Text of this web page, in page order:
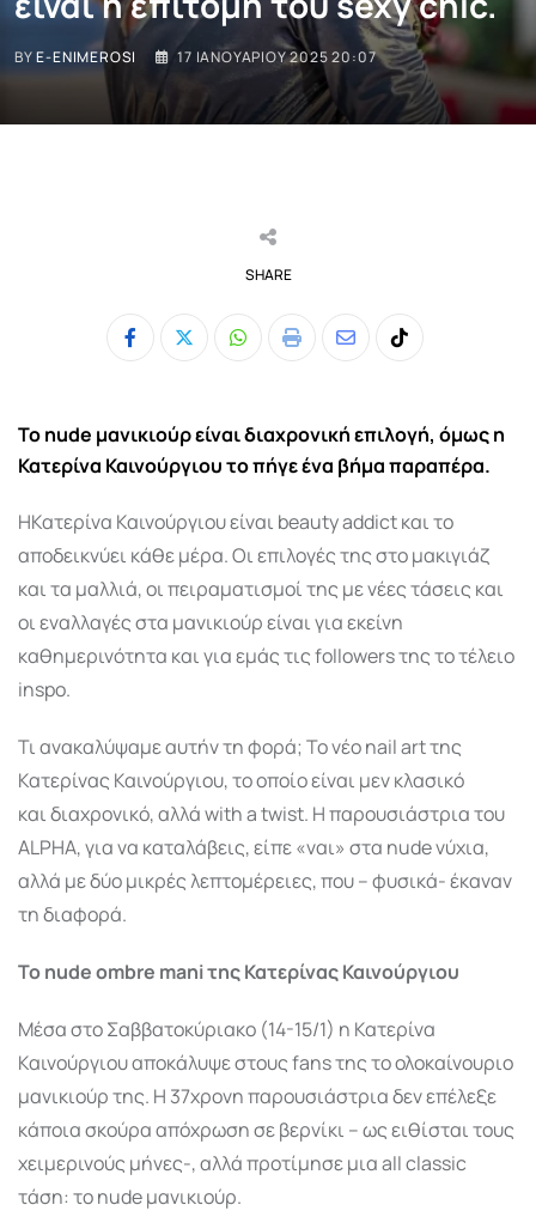
BYE-ENIMEROSI 17 ΙΑΝΟΥΑΡΊΟΥ 2025 20:07
SHARE
Whatsapp
Print
ShareTiktok
Το nude μανικιούρ είναι διαχρονική επιλογή, όμως η
Κατερίνα Καινούργιου το πήγε ένα βήμα παραπέρα.
ΗΚατερίνα Καινούργιου είναι beauty addict και το
αποδεικνύει κάθε μέρα. Οι επιλογές της στο μακιγιάζ
και τα μαλλιά, οι πειραματισμοί της με νέες τάσεις και
οι εναλλαγές στα μανικιούρ είναι για εκείνη
καθημερινότητα και για εμάς τις followers της το τέλειο
inspo.
Τι ανακαλύψαμε αυτήν τη φορά; Το νέο nail art της
Κατερίνας Καινούργιου, το οποίο είναι μεν κλασικό
και διαχρονικό, αλλά with a twist. Η παρουσιάστρια του
ALPHA, για να καταλάβεις, είπε «ναι» στα nude νύχια,
αλλά με δύο μικρές λεπτομέρειες, που – φυσικά- έκαναν
τη διαφορά.
Τοnudeombre maniτης Κατερίνας Καινούργιου
Μέσα στο Σαββατοκύριακο (14-15/1) η Κατερίνα
Καινούργιου αποκάλυψε στους fans της το ολοκαίνουριο
μανικιούρ της. Η 37χρονη παρουσιάστρια δεν επέλεξε
κάποια σκούρα απόχρωση σε βερνίκι – ως ειθίσται τους
χειμερινούς μήνες-, αλλά προτίμησε μια all classic
τάση: το nude μανικιούρ.